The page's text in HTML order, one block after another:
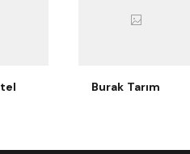
Burak Tarım